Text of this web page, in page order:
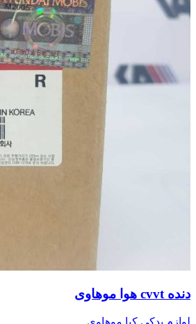
دنده cvvt هوا موهاوی
لوازم یدکی کیا موهاوی